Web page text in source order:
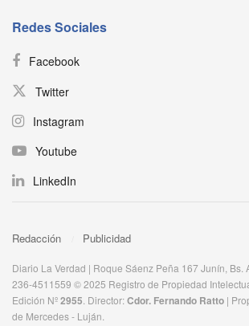
Redes Sociales
Facebook
Twitter
Instagram
Youtube
LinkedIn
Redacción Publicidad
Diario La Verdad | Roque Sáenz Peña 167 Junín, Bs.
236-4511559 © 2025 Registro de Propiedad
Edición Nº2955 . Director:​Cdor. Fernando Ratto |
de Mercedes - Luján.